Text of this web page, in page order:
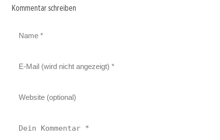
Kommentar schreiben